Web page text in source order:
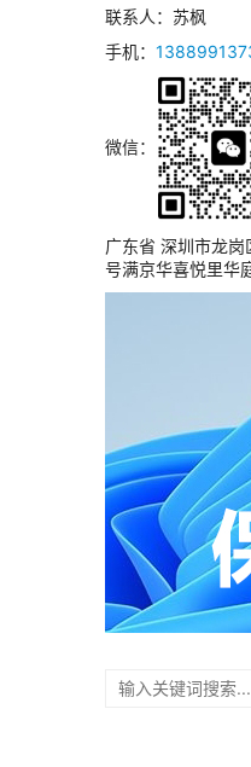
联系人：苏枫
手机：
微信：
广东省 深圳市龙
号满京华喜悦里华